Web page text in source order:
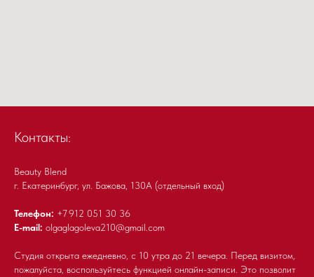
Контакты:
Beauty Blend
г. Екатеринбург, ул. Бажова, 130А (отдельный вход)
Телефон: +7 912 051 30 36
E-mail: olgaglagoleva210@gmail.com
Студия открыта ежедневно, с 10 утра до 21 вечера. Перед визитом,
пожалуйста, воспользуйтесь функцией онлайн-записи. Это позволит